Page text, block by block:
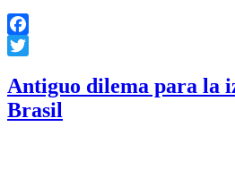
Facebook
Antiguo dilema para la
Brasil